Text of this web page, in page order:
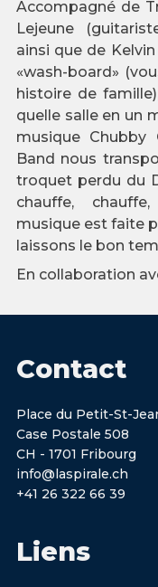
Accompagné de
Lejeune
ainsi que de
«wash-board»
histoire de
quelle salle en un
musique
Band nous
troquet perdu du
chauffe,
musique est faite
laissons le bon
En collaboration
Contact
Place du Petit-St-
Case Postale 508
CH - 1701 Fribourg
info@laspirale.ch
+41 26 322 66 39
Liens